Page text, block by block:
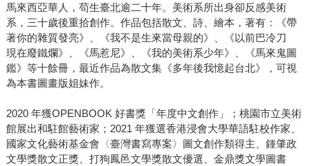
馬來西亞華人，苟生臺北逾二十年。美術系所出身卻反感美術
系，三十歲後重拾創作。作品包括散文、詩、繪本，著有：《帶
著你的雜質發亮》、《我不是生來當母親的》、《以前巴冷刀
現在廢鐵爛》、《馬惹尼》、《我的美術系少年》、《馬來鬼圖
鑑》等十餘冊，最近作品為散文集《多年後我憶起台北》，可視
為本書圖畫版姐妹作。
2020 年獲OPENBOOK 好書獎「年度中文創作」；桃園市立美術
館展出和駐館藝術家；2021 年獲選香港浸會大學華語駐校作家、
國家文化藝術基金會〈臺灣書寫專案〉圖文創作類得主、鍾肇政
文學獎散文正獎、打狗鳳邑文學獎散文優選、金鼎獎文學圖書